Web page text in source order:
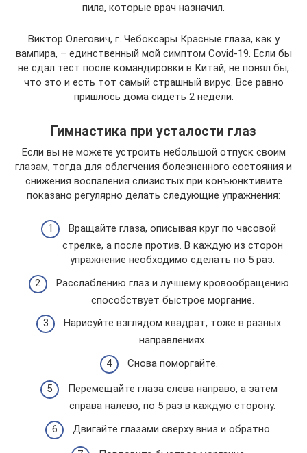
пила, которые врач назначил.
Виктор Олегович, г. Чебоксары Красные глаза, как у
вампира, – единственный мой симптом Covid-19. Если бы
не сдал тест после командировки в Китай, не понял бы,
что это и есть тот самый страшный вирус. Все равно
пришлось дома сидеть 2 недели.
Гимнастика при усталости глаз
Если вы не можете устроить небольшой отпуск своим
глазам, тогда для облегчения болезненного состояния и
снижения воспаления слизистых при конъюнктивите
показано регулярно делать следующие упражнения:
Вращайте глаза, описывая круг по часовой
стрелке, а после против. В каждую из сторон
упражнение необходимо сделать по 5 раз.
Расслаблению глаз и лучшему кровообращению
способствует быстрое моргание.
Нарисуйте взглядом квадрат, тоже в разных
направлениях.
Снова поморгайте.
Перемещайте глаза слева направо, а затем
справа налево, по 5 раз в каждую сторону.
Двигайте глазами сверху вниз и обратно.